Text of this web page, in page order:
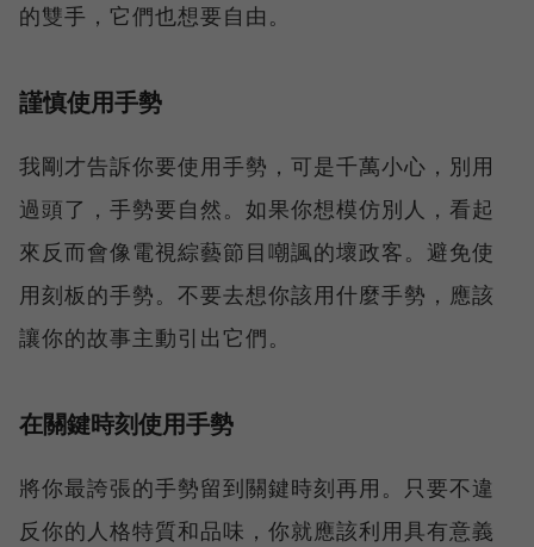
的雙手，它們也想要自由。
謹慎使用手勢
我剛才告訴你要使用手勢，可是千萬小心，別用
過頭了，手勢要自然。如果你想模仿別人，看起
來反而會像電視綜藝節目嘲諷的壞政客。避免使
用刻板的手勢。不要去想你該用什麼手勢，應該
讓你的故事主動引出它們。
在關鍵時刻使用手勢
將你最誇張的手勢留到關鍵時刻再用。只要不違
反你的人格特質和品味，你就應該利用具有意義